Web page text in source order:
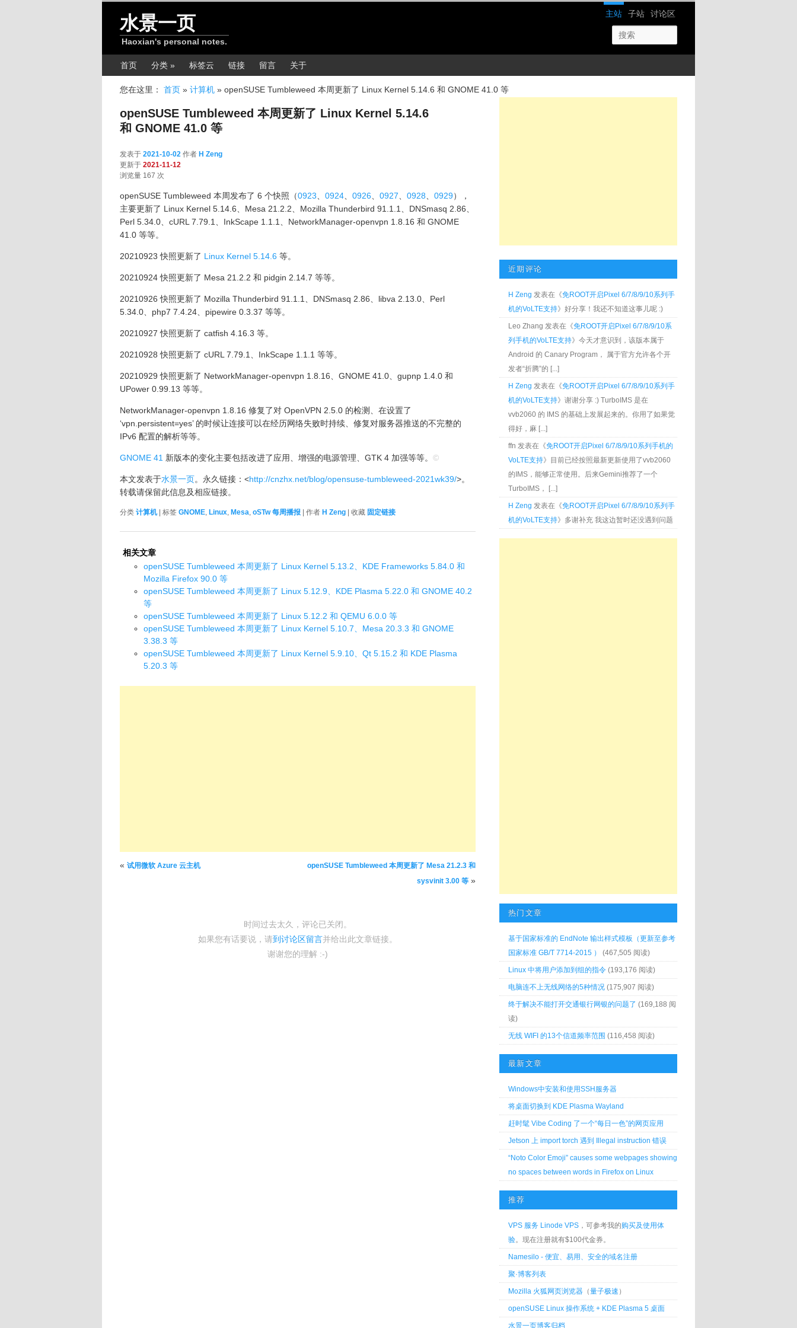
网站导航
主站 子站 讨论区
水景一页
Haoxian's personal notes.
主菜单首页 分类 » 标签云 链接 留言 关于
您在这里： 首页 » 计算机 » openSUSE Tumbleweed 本周更新了 Linux Kernel 5.14.6 和 GNOME 41.0 等
openSUSE Tumbleweed 本周更新了 Linux Kernel 5.14.6
和 GNOME 41.0 等
发表于 2021-10-02 作者 H Zeng
更新于 2021-11-12
浏览量 167 次
openSUSE Tumbleweed 本周发布了 6 个快照（0923、 0924、 0926、 0927、 0928、 0929），
主要更新了 Linux Kernel 5.14.6、Mesa 21.2.2、Mozilla Thunderbird 91.1.1、DNSmasq 2.86、
Perl 5.34.0、cURL 7.79.1、InkScape 1.1.1、NetworkManager-openvpn 1.8.16 和 GNOME
41.0 等等。
20210923 快照更新了 Linux Kernel 5.14.6 等。
20210924 快照更新了 Mesa 21.2.2 和 pidgin 2.14.7 等等。
20210926 快照更新了 Mozilla Thunderbird 91.1.1、DNSmasq 2.86、libva 2.13.0、Perl
5.34.0、php7 7.4.24、pipewire 0.3.37 等等。
20210927 快照更新了 catfish 4.16.3 等。
20210928 快照更新了 cURL 7.79.1、InkScape 1.1.1 等等。
20210929 快照更新了 NetworkManager-openvpn 1.8.16、GNOME 41.0、gupnp 1.4.0 和
UPower 0.99.13 等等。
NetworkManager-openvpn 1.8.16 修复了对 OpenVPN 2.5.0 的检测、在设置了
‘vpn.persistent=yes’ 的时候让连接可以在经历网络失败时持续、修复对服务器推送的不完整的
IPv6 配置的解析等等。
GNOME 41 新版本的变化主要包括改进了应用、增强的电源管理、GTK 4 加强等等。 ©
本文发表于水景一页。永久链接：<http://cnzhx.net/blog/opensuse-tumbleweed-2021wk39/>。
转载请保留此信息及相应链接。
分类 计算机| 标签 GNOME, Linux, Mesa, oSTw 每周播报 | 作者 H Zeng | 收藏 固定链接
相关文章
openSUSE Tumbleweed 本周更新了 Linux Kernel 5.13.2、KDE Frameworks 5.84.0 和
Mozilla Firefox 90.0 等
openSUSE Tumbleweed 本周更新了 Linux 5.12.9、KDE Plasma 5.22.0 和 GNOME 40.2
等
openSUSE Tumbleweed 本周更新了 Linux 5.12.2 和 QEMU 6.0.0 等
openSUSE Tumbleweed 本周更新了 Linux Kernel 5.10.7、Mesa 20.3.3 和 GNOME
3.38.3 等
openSUSE Tumbleweed 本周更新了 Linux Kernel 5.9.10、Qt 5.15.2 和 KDE Plasma
5.20.3 等
文章导航
« 试用微软 Azure 云主机
openSUSE Tumbleweed 本周更新了 Mesa 21.2.3 和
sysvinit 3.00 等 »
时间过去太久，评论已关闭。
如果您有话要说，请到讨论区留言并给出此文章链接。
谢谢您的理解 :-)
近期评论
H Zeng 发表在《免ROOT开启Pixel 6/7/8/9/10系列手
机的VoLTE支持》好分享！我还不知道这事儿呢 :)
Leo Zhang 发表在《免ROOT开启Pixel 6/7/8/9/10系
列手机的VoLTE支持》今天才意识到，该版本属于
Android 的 Canary Program， 属于官方允许各个开
发者“折腾”的 [...]
H Zeng 发表在《免ROOT开启Pixel 6/7/8/9/10系列手
机的VoLTE支持》谢谢分享 :) TurboIMS 是在
vvb2060 的 IMS 的基础上发展起来的。你用了如果觉
得好，麻 [...]
ffn 发表在《免ROOT开启Pixel 6/7/8/9/10系列手机的
VoLTE支持》目前已经按照最新更新使用了vvb2060
的IMS，能够正常使用。后来Gemini推荐了一个
TurboIMS， [...]
H Zeng 发表在《免ROOT开启Pixel 6/7/8/9/10系列手
机的VoLTE支持》多谢补充 我这边暂时还没遇到问题
热门文章
基于国家标准的 EndNote 输出样式模板（更新至参考
国家标准 GB/T 7714-2015 ）
(467,505 阅读)
Linux 中将用户添加到组的指令 (193,176 阅读)
电脑连不上无线网络的5种情况 (175,907 阅读)
终于解决不能打开交通银行网银的问题了 (169,188 阅
读)
无线 WIFI 的13个信道频率范围 (116,458 阅读)
最新文章
Windows中安装和使用SSH服务器
将桌面切换到 KDE Plasma Wayland
赶时髦 Vibe Coding 了一个“每日一色”的网页应用
Jetson 上 import torch 遇到 Illegal instruction 错误
“Noto Color Emoji” causes some webpages showing
no spaces between words in Firefox on Linux
推荐
VPS 服务 Linode VPS ，可参考我的购买及使用体
验。现在注册就有$100代金券。
Namesilo - 便宜、易用、安全的域名注册
聚·博客列表
Mozilla 火狐网页浏览器 （量子极速 ）
openSUSE Linux 操作系统 + KDE Plasma 5 桌面
水景一页博客归档